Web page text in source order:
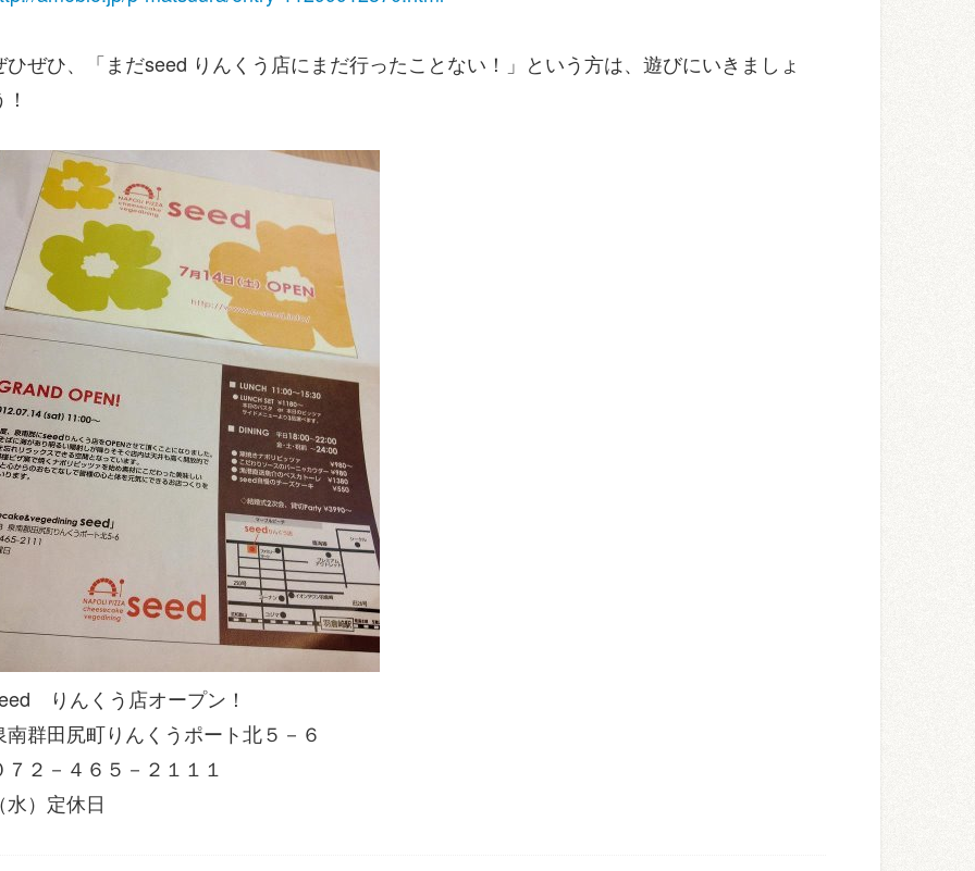
ひぜひ、「まだseed りんくう店にまだ行ったことない！」という方は、遊びにいきましょ
りんくう店オープン！
南群田尻町りんくうポート北５－６
７２－４６５－２１１１
水）定休日